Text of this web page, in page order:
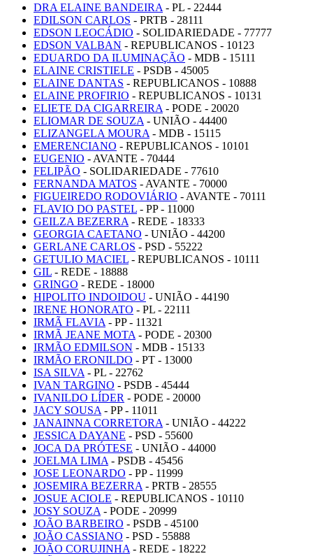
DRA ELAINE BANDEIRA - PL - 22444
EDILSON CARLOS - PRTB - 28111
EDSON LEOCÁDIO - SOLIDARIEDADE - 77777
EDSON VALBAN - REPUBLICANOS - 10123
EDUARDO DA ILUMINAÇÃO - MDB - 15111
ELAINE CRISTIELE - PSDB - 45005
ELAINE DANTAS - REPUBLICANOS - 10888
ELAINE PROFIRIO - REPUBLICANOS - 10131
ELIETE DA CIGARREIRA - PODE - 20020
ELIOMAR DE SOUZA - UNIÃO - 44400
ELIZANGELA MOURA - MDB - 15115
EMERENCIANO - REPUBLICANOS - 10101
EUGENIO - AVANTE - 70444
FELIPÃO - SOLIDARIEDADE - 77610
FERNANDA MATOS - AVANTE - 70000
FIGUEIREDO RODOVIÁRIO - AVANTE - 70111
FLAVIO DO PASTEL - PP - 11000
GEILZA BEZERRA - REDE - 18333
GEORGIA CAETANO - UNIÃO - 44200
GERLANE CARLOS - PSD - 55222
GETULIO MACIEL - REPUBLICANOS - 10111
GIL - REDE - 18888
GRINGO - REDE - 18000
HIPOLITO INDOIDOU - UNIÃO - 44190
IRENE HONORATO - PL - 22111
IRMÃ FLAVIA - PP - 11321
IRMÃ JEANE MOTA - PODE - 20300
IRMÃO EDMILSON - MDB - 15133
IRMÃO ERONILDO - PT - 13000
ISA SILVA - PL - 22762
IVAN TARGINO - PSDB - 45444
IVANILDO LÍDER - PODE - 20000
JACY SOUSA - PP - 11011
JANAINNA CORRETORA - UNIÃO - 44222
JESSICA DAYANE - PSD - 55600
JOCA DA PRÓTESE - UNIÃO - 44000
JOELMA LIMA - PSDB - 45456
JOSE LEONARDO - PP - 11999
JOSEMIRA BEZERRA - PRTB - 28555
JOSUE ACIOLE - REPUBLICANOS - 10110
JOSY SOUZA - PODE - 20999
JOÃO BARBEIRO - PSDB - 45100
JOÃO CASSIANO - PSD - 55888
JOÃO CORUJINHA - REDE - 18222